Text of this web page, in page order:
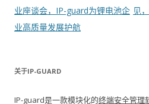
业座谈会，IP-guard为锂电池企
业高质量发展护航
见
关于IP-GUARD
IP-guard是一款模块化的终端安全管理